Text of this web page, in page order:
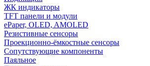
ЖК индикаторы
TFT панели и модули
ePaper, OLED, AMOLED
Резистивные сенсоры
Проекционно-ёмкостные сенсоры
Сопутствующие компоненты
Паяльное